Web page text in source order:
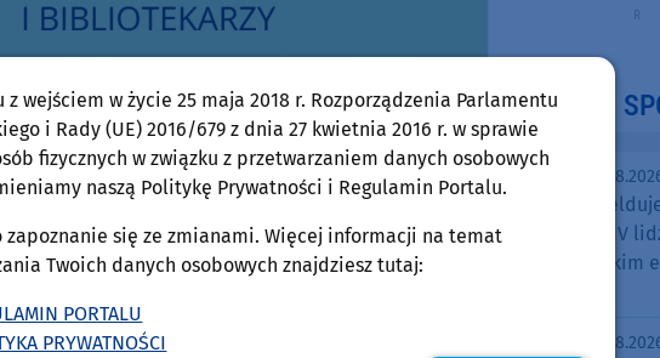
piątek,
Raciąż
sezonu w IV
się kolarskim
piątek,
z wejściem w życie 25 maja 2018 r. Rozporządzenia Parlamentu
i Rady (UE) 2016/679 z dnia 27 kwietnia 2016 r. w sprawie
fizycznych w związku z przetwarzaniem danych osobowych
naszą Politykę Prywatności i Regulamin Portalu.
zapoznanie się ze zmianami. Więcej informacji na temat
Twoich danych osobowych znajdziesz tutaj:
PORTALU
PRYWATNOŚCI